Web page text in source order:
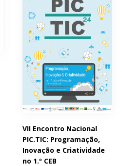
VII Encontro Nacional
PIC.TIC: Programação,
Inovação e Criatividade
no 1.º CEB